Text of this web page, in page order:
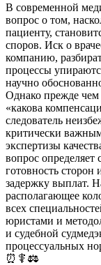
В современной
вопрос о том,
пациенту,
споров. Иск о
компанию,
процессы
научно
Однако прежде чем
«какова
следователь
критически
экспертизы
вопрос определяет
готовность
задержку выплат.
располагающее
всех
юристами и
и судебной
процессуальных
⏰⚕️⚖️